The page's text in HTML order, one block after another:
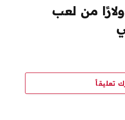
كسبت 55 دولارًا من لعب
تعليقاً